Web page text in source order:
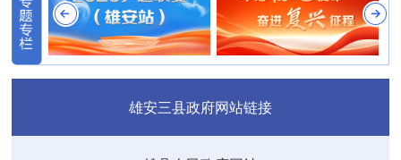
雄安三县政府网站链接